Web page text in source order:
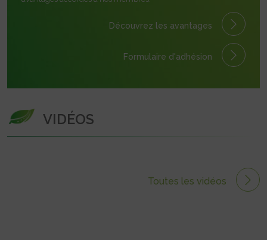
Découvrez les avantages
Formulaire d'adhésion
VIDÉOS
Toutes les vidéos